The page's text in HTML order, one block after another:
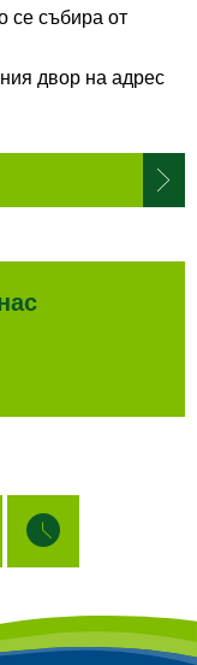
се събира от
двор на адрес